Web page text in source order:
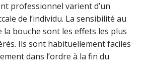
professionnel varient d’un
de l’individu. La sensibilité au
bouche sont les effets les plus
Ils sont habituellement faciles
dans l’ordre à la fin du